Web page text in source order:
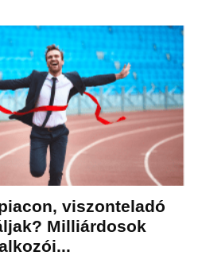
viszonteladó
Milliárdosok